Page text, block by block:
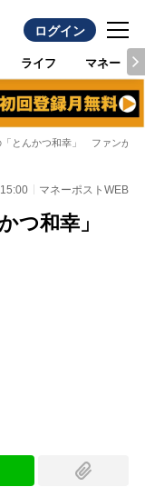
ログイン
ライフ マネー
「とんかつ和幸」 ファンが語
マネーポストWEB
つ和幸」